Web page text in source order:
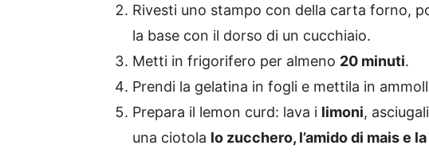
Rivesti uno stampo con della carta forno,
la base con il dorso di un cucchiaio.
Metti in frigorifero per almeno 20 minuti.
Prendi la gelatina in fogli e mettila in
Prepara il lemon curd: lava i limoni,
una ciotola lo zucchero, l’amido di mais e